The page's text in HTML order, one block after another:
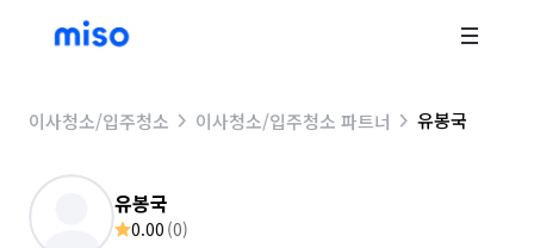
이사청소/입주청소 이사청소/입주청소 파트너 유봉국
유봉국
0.00 (0)